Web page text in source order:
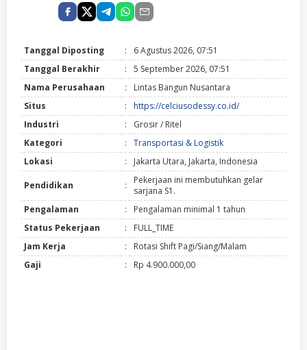
Tanggal Diposting :
6 Agustus 2026, 07:51
Tanggal Berakhir
:
5 September 2026, 07:51
Nama Perusahaan
:
Lintas Bangun Nusantara
Situs
:
https://celciusodessy.co.id/
Industri
:
Grosir / Ritel
Kategori
:
Transportasi & Logistik
Lokasi
: Jakarta Utara, Jakarta, Indonesia
Pendidikan :
Pekerjaan ini membutuhkan gelar
sarjana S1.
Pengalaman
:
Pengalaman minimal 1 tahun
Status Pekerjaan
:
FULL_TIME
Jam Kerja
:
Rotasi Shift Pagi/Siang/Malam
Gaji
: Rp 4.900.000,00